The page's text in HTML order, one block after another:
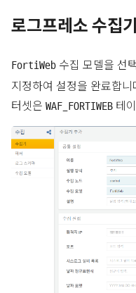
로그프레소 수집
FortiWeb 수집 모델을 선
지정하여 설정을 완료합
터셋은 WAF_FORTIWEB 테